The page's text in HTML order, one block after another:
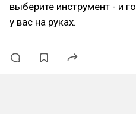
выберите инструмент - и
у вас на руках.